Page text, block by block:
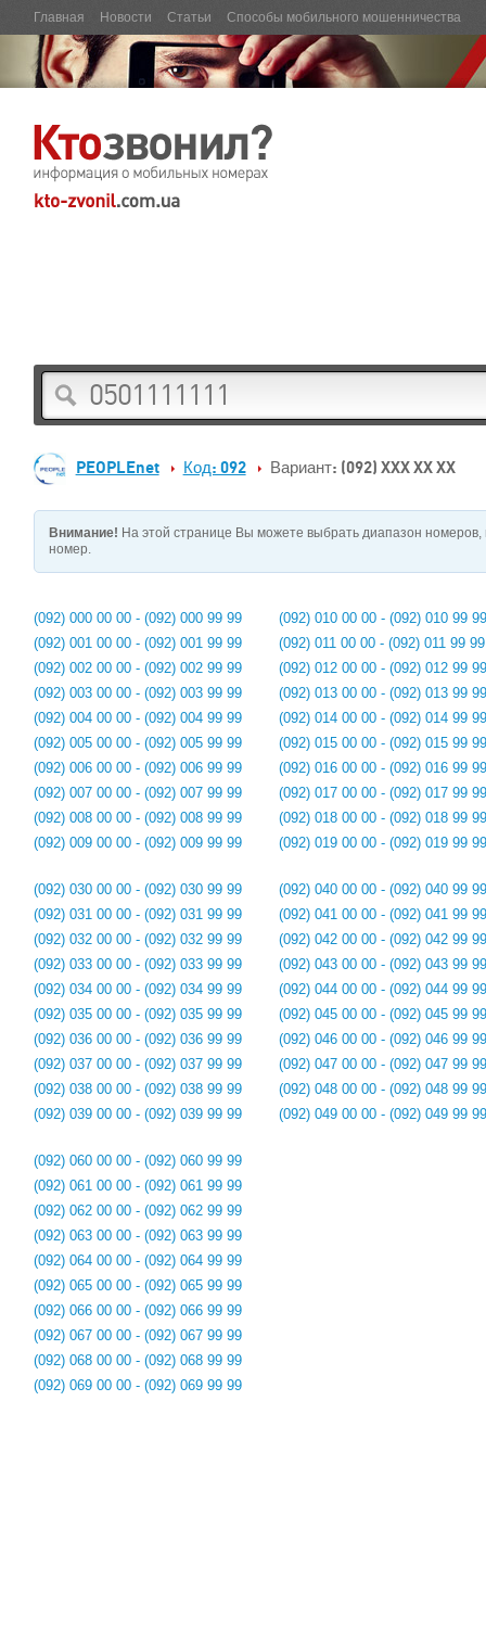
Главная Новости Статьи Способы мобильного мошенничества
PEOPLEnet Код: 092 Вариант: (092) XXX XX XX
Внимание! На этой странице Вы можете выбрать диапазон
номер.
(092) 000 00 00 - (092) 000 99 99
(092) 001 00 00 - (092) 001 99 99
(092) 002 00 00 - (092) 002 99 99
(092) 003 00 00 - (092) 003 99 99
(092) 004 00 00 - (092) 004 99 99
(092) 005 00 00 - (092) 005 99 99
(092) 006 00 00 - (092) 006 99 99
(092) 007 00 00 - (092) 007 99 99
(092) 008 00 00 - (092) 008 99 99
(092) 009 00 00 - (092) 009 99 99
(092) 010 00 00 - (092) 010 99 99
(092) 011 00 00 - (092) 011 99 99
(092) 012 00 00 - (092) 012 99 99
(092) 013 00 00 - (092) 013 99 99
(092) 014 00 00 - (092) 014 99 99
(092) 015 00 00 - (092) 015 99 99
(092) 016 00 00 - (092) 016 99 99
(092) 017 00 00 - (092) 017 99 99
(092) 018 00 00 - (092) 018 99 99
(092) 019 00 00 - (092) 019 99 99
(092) 030 00 00 - (092) 030 99 99
(092) 031 00 00 - (092) 031 99 99
(092) 032 00 00 - (092) 032 99 99
(092) 033 00 00 - (092) 033 99 99
(092) 034 00 00 - (092) 034 99 99
(092) 035 00 00 - (092) 035 99 99
(092) 036 00 00 - (092) 036 99 99
(092) 037 00 00 - (092) 037 99 99
(092) 038 00 00 - (092) 038 99 99
(092) 039 00 00 - (092) 039 99 99
(092) 040 00 00 - (092) 040 99 99
(092) 041 00 00 - (092) 041 99 99
(092) 042 00 00 - (092) 042 99 99
(092) 043 00 00 - (092) 043 99 99
(092) 044 00 00 - (092) 044 99 99
(092) 045 00 00 - (092) 045 99 99
(092) 046 00 00 - (092) 046 99 99
(092) 047 00 00 - (092) 047 99 99
(092) 048 00 00 - (092) 048 99 99
(092) 049 00 00 - (092) 049 99 99
(092) 060 00 00 - (092) 060 99 99
(092) 061 00 00 - (092) 061 99 99
(092) 062 00 00 - (092) 062 99 99
(092) 063 00 00 - (092) 063 99 99
(092) 064 00 00 - (092) 064 99 99
(092) 065 00 00 - (092) 065 99 99
(092) 066 00 00 - (092) 066 99 99
(092) 067 00 00 - (092) 067 99 99
(092) 068 00 00 - (092) 068 99 99
(092) 069 00 00 - (092) 069 99 99